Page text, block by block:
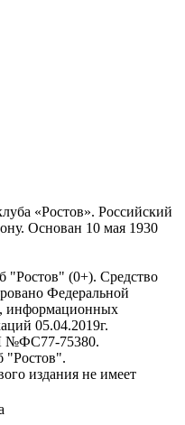
«Ростов». Российский
Основан 10 мая 1930
"Ростов" (0+). Средство
Федеральной
информационных
05.04.2019г.
№ФС77-75380.
"Ростов".
издания не имеет